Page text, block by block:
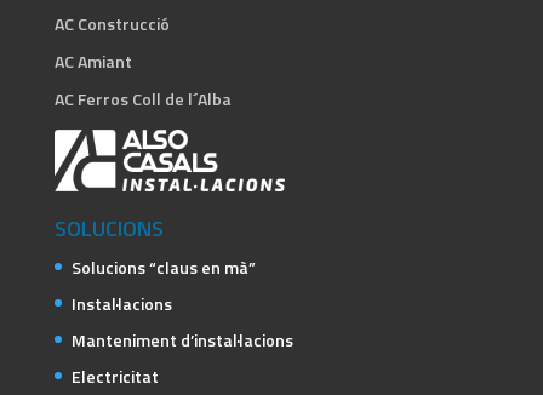
AC Construcció
AC Amiant
AC Ferros Coll de l´Alba
SOLUCIONS
Solucions “claus en mà”
Instal·lacions
Manteniment d’instal·lacions
Electricitat